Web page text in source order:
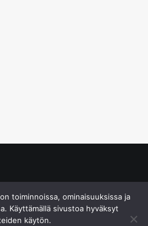
toiminnoissa, ominaisuuksissa ja
Käyttämällä sivustoa hyväksyt
käytön.